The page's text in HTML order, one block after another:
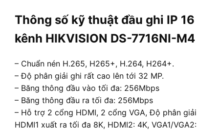
Thông số kỹ thuật đầu ghi IP 16
kênh HIKVISION DS-7716NI-M4
– Chuẩn nén H.265, H265+, H.264, H264+.
– Độ phân giải ghi rất cao lên tới 32 MP.
– Băng thông đầu vào tối đa: 256Mbps
– Băng thông đầu ra tối đa: 256Mbps
– Hỗ trợ 2 cổng HDMI, 2 cổng VGA, Độ phân giải
HDMI1 xuất ra tối đa 8K, HDMI2: 4K, VGA1/VGA2: